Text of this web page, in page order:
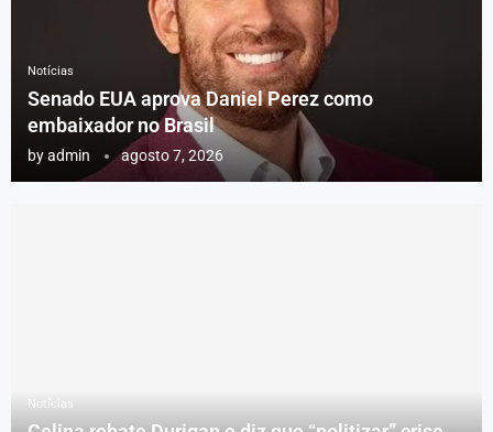
Notícias
Senado EUA aprova Daniel Perez como
embaixador no Brasil
byadmin agosto 7, 2026
Notícias